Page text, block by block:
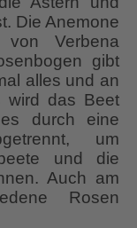
Die Anemone
von Verbena
gibt
alles und an
wird das Beet
durch eine
um
und die
Auch am
Rosen